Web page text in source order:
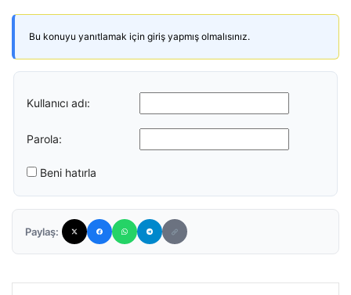
Bu konuyu yanıtlamak için giriş yapmış olmalısınız.
Kullanıcı adı:
Parola:
Beni hatırla
Paylaş: